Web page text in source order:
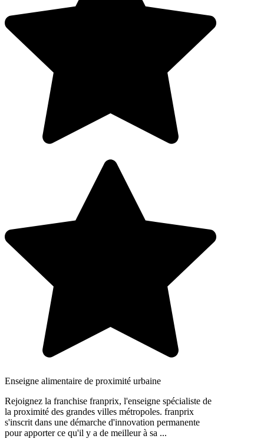
Enseigne alimentaire de proximité urbaine
Rejoignez la franchise franprix, l'enseigne spécialiste de
la proximité des grandes villes métropoles. franprix
s'inscrit dans une démarche d'innovation permanente
pour apporter ce qu'il y a de meilleur à sa ...